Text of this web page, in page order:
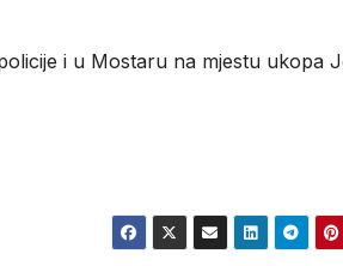
i u Mostaru na mjestu ukopa